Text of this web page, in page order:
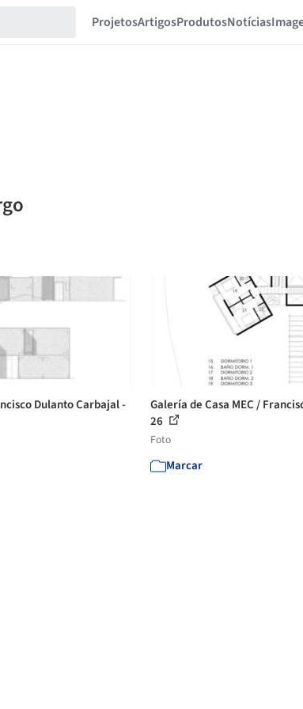
ProjetosArtigosProdutosNotícias
Dulanto Carbajal -
Galería de Casa MEC /
26
Foto
Marcar